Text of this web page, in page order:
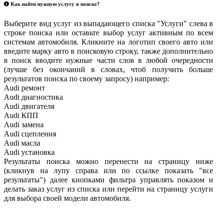
Как найти нужную услугу в поиске?
Выберите вид услуг из выпадающего списка "Услуги" слева в
строке поиска или оставьте выбор услуг активным по всем
системам автомобиля. Кликните на логотип своего авто или
введите марку авто в поисковую строку, также дополнительно
в поиск вводите нужные части слов в любой очередности
(лучше без окончаний в словах, чтоб получить больше
результатов поиска по своему запросу) например:
Audi ремонт
Audi диагностика
Audi двигателя
Audi КПП
Audi замена
Audi сцепления
Audi масла
Audi установка
Результаты поиска можно перенести на страницу ниже
(кликнув на лупу справа или по ссылке показать "все
результаты") далее кнопками фильтра управлять показом и
делать заказ услуг из списка или перейти на страницу услуги
для выбора своей модели автомобиля.